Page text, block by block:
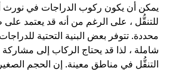
يمكن أن يكون ركوب الدراجات في نورث
للتنقُّل ، على الرغم من أنه قد يعتمد
محددة. تتوفر بعض البنية التحتية
شاملة ، لذا قد يحتاج الركاب إلى
التنقُّل في مناطق معينة. إن الحجم